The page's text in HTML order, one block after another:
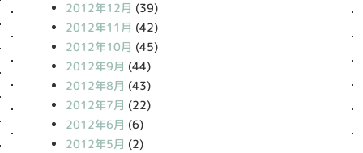
2012年12月 (39)
2012年11月 (42)
2012年10月 (45)
2012年9月 (44)
2012年8月 (43)
2012年7月 (22)
2012年6月 (6)
2012年5月 (2)